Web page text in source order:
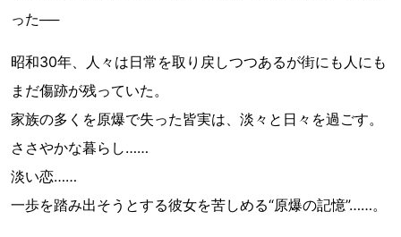
った──
昭和30年、人々は日常を取り戻しつつあるが街にも人にも
まだ傷跡が残っていた。
家族の多くを原爆で失った皆実は、淡々と日々を過ごす。
ささやかな暮らし……
淡い恋……
一歩を踏み出そうとする彼女を苦しめる“原爆の記憶”……。